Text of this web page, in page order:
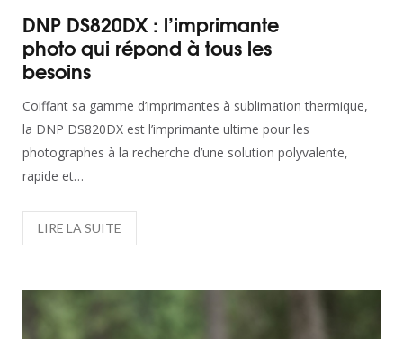
DNP DS820DX : l’imprimante
photo qui répond à tous les
besoins
Coiffant sa gamme d’imprimantes à sublimation thermique,
la DNP DS820DX est l’imprimante ultime pour les
photographes à la recherche d’une solution polyvalente,
rapide et…